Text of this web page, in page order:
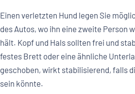
Einen verletzten Hund legen Sie
des Autos, wo ihn eine zweite Person
hält. Kopf und Hals sollten frei und
festes Brett oder eine ähnliche
geschoben, wirkt stabilisierend, falls
sein könnte.